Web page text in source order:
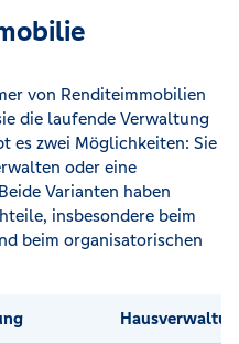
von Renditeimmobilien
die laufende Verwaltung
es zwei Möglichkeiten: Sie
oder eine
Varianten haben
insbesondere beim
beim organisatorischen